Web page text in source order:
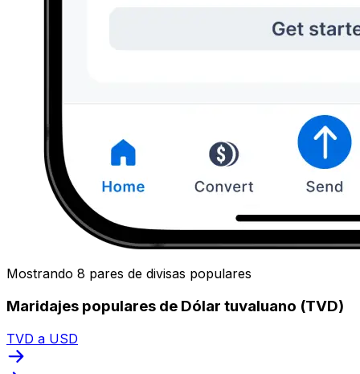
Mostrando 8 pares de divisas populares
Maridajes populares de Dólar tuvaluano (TVD)
TVD a USD